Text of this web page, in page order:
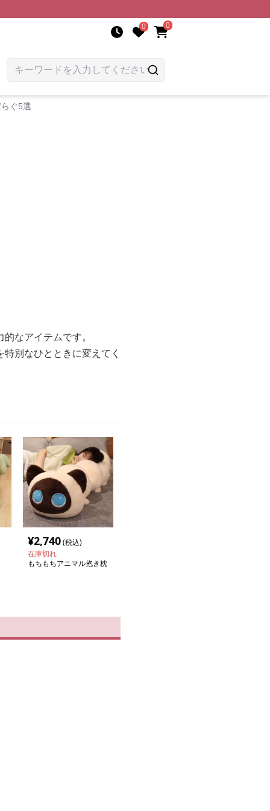
0 0
ぐ5選
なアイテムです。
別なひとときに変えてく
¥2,740(税込)
在庫切れ
もちもちアニマル抱き枕